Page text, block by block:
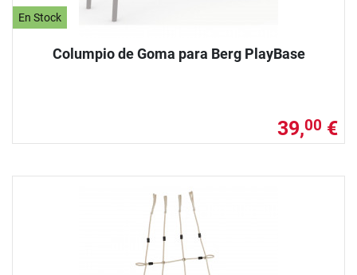
En Stock
Columpio de Goma para Berg PlayBase
39,00 €